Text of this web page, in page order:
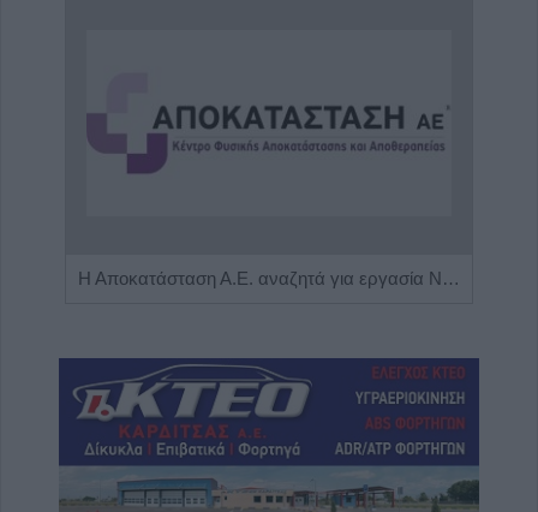
Η Αποκατάσταση Α.Ε. αναζητά για εργασία Νοσηλευτές και Βοηθούς Νοσηλευτές